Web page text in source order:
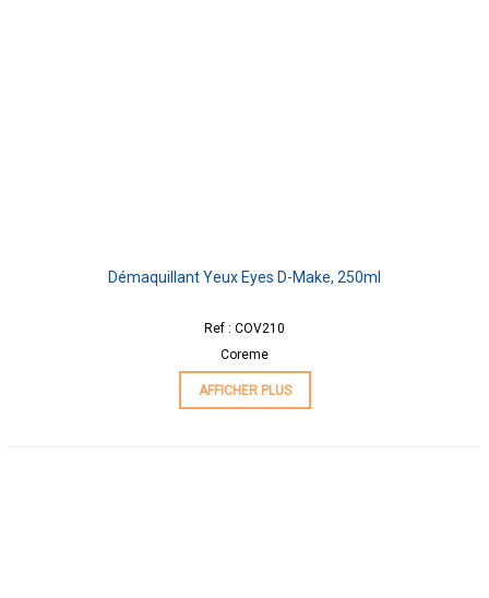
Démaquillant Yeux Eyes D-Make, 250ml
Ref : COV210
Coreme
AFFICHER PLUS